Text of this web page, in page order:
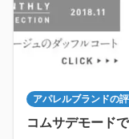
アパレルブランドの
コムサデモード